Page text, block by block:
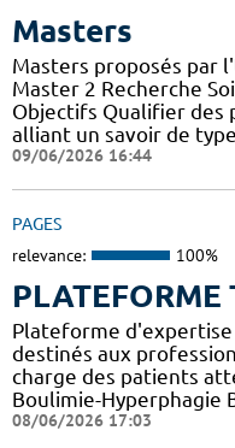
Masters
Masters proposés par
Master 2 Recherche
Objectifs Qualifier des
alliant un savoir de
09/06/2026 16:44
PAGES
relevance: 100%
PLATEFORME
Plateforme
destinés aux
charge des patients
Boulimie-Hyperphagie
08/06/2026 17:03